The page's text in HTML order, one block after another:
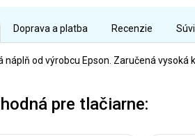
Doprava a platba Recenzie
od výrobcu Epson. Zaručená vysoká
pre tlačiarne: